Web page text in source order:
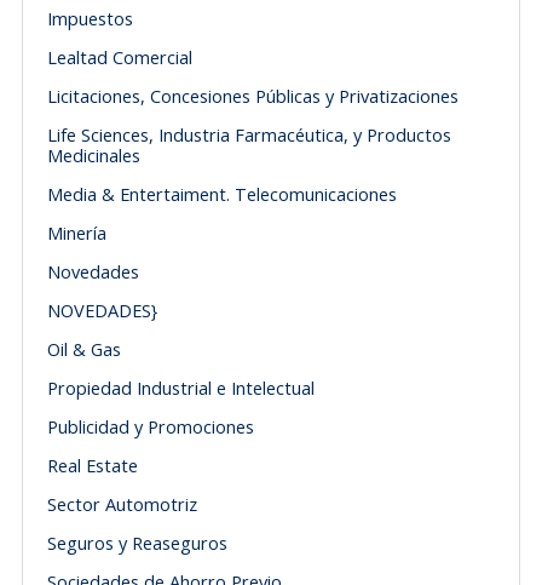
Impuestos
Lealtad Comercial
Licitaciones, Concesiones Públicas y Privatizaciones
Life Sciences, Industria Farmacéutica, y Productos
Medicinales
Media & Entertaiment. Telecomunicaciones
Minería
Novedades
NOVEDADES}
Oil & Gas
Propiedad Industrial e Intelectual
Publicidad y Promociones
Real Estate
Sector Automotriz
Seguros y Reaseguros